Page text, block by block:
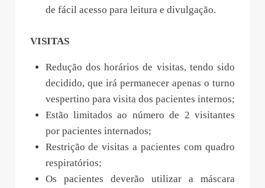
de fácil acesso para leitura e divulgação.
VISITAS
Redução dos horários de visitas, tendo sido
decidido, que irá permanecer apenas o turno
vespertino para visita dos pacientes internos;
Estão limitados ao número de 2 visitantes
por pacientes internados;
Restrição de visitas a pacientes com quadro
respiratórios;
Os pacientes deverão utilizar a máscara